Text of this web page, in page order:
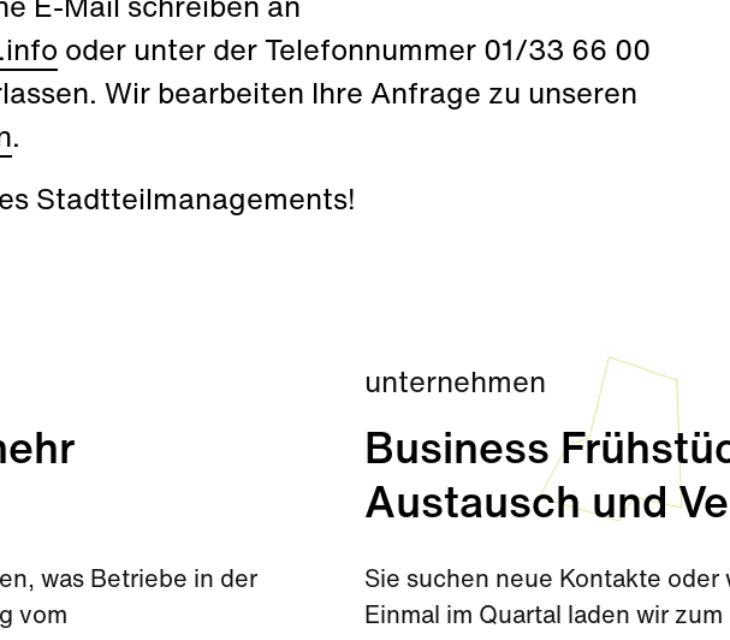
E-Mail schreiben an
oder unter der Telefonnummer 01/33 66 00
Wir bearbeiten Ihre Anfrage zu unseren
.
Stadtteilmanagements!
was Betriebe in der
vom
unternehmen
Business
Austausch und
Sie suchen neue Kontakte
Einmal im Quartal laden wir